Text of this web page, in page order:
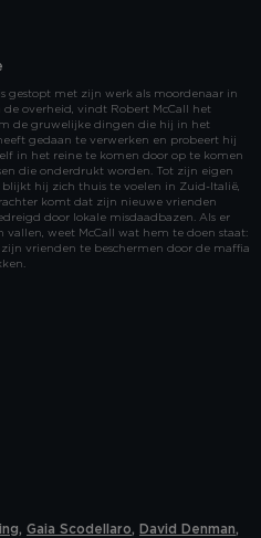
gestopt met zijn werk als moordenaar in
de overheid, vindt Robert McCall het
de gruwelijke dingen die hij in het
gedaan te verwerken en probeert hij
in het reine te komen door op te komen
die onderdrukt worden. Tot zijn eigen
blijkt hij zich thuis te voelen in Zuid-Italië,
komt dat zijn nieuwe vrienden
door lokale misdaadbazen. Als er
vallen, weet McCall wat hem te doen staat:
vrienden te beschermen door de maffia
, Gaia Scodellaro, David Denman,
cookies" category includes
(on this website
and to enable social media
with the use of cookies and
the use of "other cookies”?
"Yes, I accept cookies". If you
more, you can browse the
bar on the left or go through
POLICY